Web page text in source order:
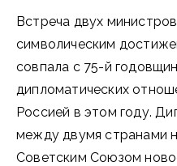
Встреча двух
символическим
совпала с 75-й
дипломатических
Россией в этом году.
между двумя странами
Советским Союзом